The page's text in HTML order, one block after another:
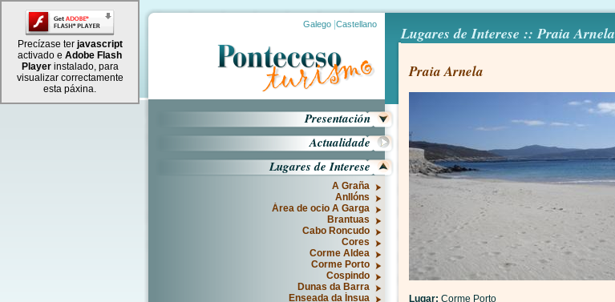
Precízase ter javascript
activado e Adobe Flash
Playerinstalado, para
visualizar correctamente
esta páxina.
Galego Castellano
Presentación
Actualidade
Lugares de Interese
A Graña
Anllóns
Área de ocio A Garga
Brantuas
Cabo Roncudo
Cores
Corme Aldea
Corme Porto
Cospindo
Dunas da Barra
Enseada da Ínsua
Lugares de Interese :: Praia Arnela
Praia Arnela
Lugar: Corme Porto